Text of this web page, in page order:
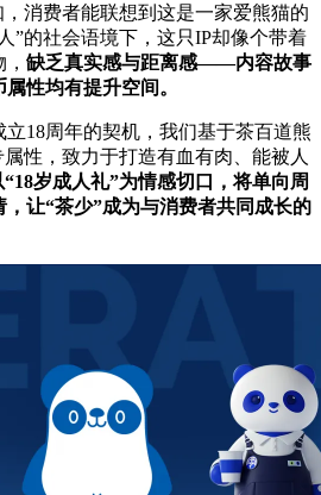
消费者能联想到这是一家爱熊猫的
”的社会语境下，这只IP却像个带着
缺乏真实感与距离感——内容故事
性均有提升空间。
立18周年的契机，我们基于茶百道熊
性，致力于打造有血有肉、能被人
“18岁成人礼”为情感切口，将单向周
让“茶少”成为与消费者共同成长的